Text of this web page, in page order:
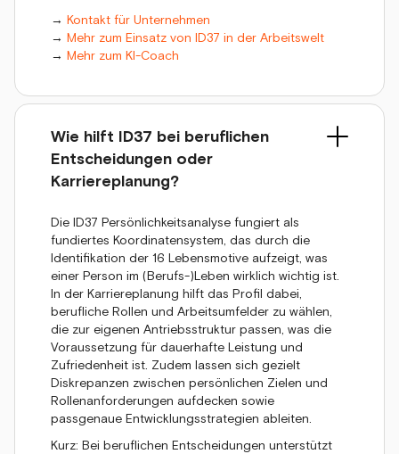
→ Kontakt für Unternehmen
→ Mehr zum Einsatz von ID37 in der Arbeitswelt
→ Mehr zum KI-Coach
Wie hilft ID37 bei beruflichen
Entscheidungen oder
Karriereplanung?
Die ID37 Persönlichkeitsanalyse fungiert als
fundiertes Koordinatensystem, das durch die
Identifikation der 16 Lebensmotive aufzeigt, was
einer Person im (Berufs-)Leben wirklich wichtig ist.
In der Karriereplanung hilft das Profil dabei,
berufliche Rollen und Arbeitsumfelder zu wählen,
die zur eigenen Antriebsstruktur passen, was die
Voraussetzung für dauerhafte Leistung und
Zufriedenheit ist. Zudem lassen sich gezielt
Diskrepanzen zwischen persönlichen Zielen und
Rollenanforderungen aufdecken sowie
passgenaue Entwicklungsstrategien ableiten.
Kurz: Bei beruflichen Entscheidungen unterstützt